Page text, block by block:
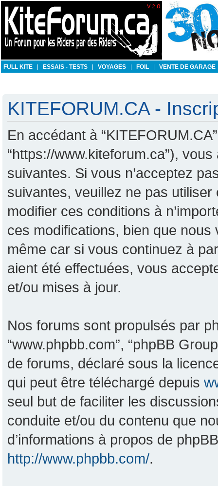
FULL KITE ESSAIS - TESTS VOYAGES FOIL VENTE DE GARAGE
KITEFORUM.CA -
En accédant à
“https://www.kiteforum.ca”),
suivantes. Si vous n’acceptez
suivantes, veuillez ne pas
modifier ces conditions à
ces modifications, bien que
même car si vous continuez à
aient été effectuées, vous
et/ou mises à jour.
Nos forums sont propulsés par
“www.phpbb.com”, “phpBB
de forums, déclaré sous la
qui peut être téléchargé depuis
seul but de faciliter les
conduite et/ou du contenu que
d’informations à propos de
http://www.phpbb.com/.